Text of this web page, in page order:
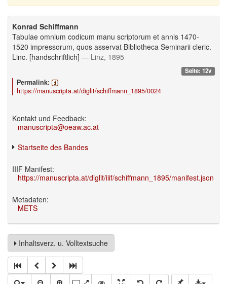
Konrad Schiffmann
Tabulae omnium codicum manu scriptorum et annis 1470-
1520 impressorum, quos asservat Bibliotheca Seminarii cleric.
Linc. [handschriftlich] — Linz, 1895
Seite: 12v
Permalink:
https://manuscripta.at/diglit/schiffmann_1895/0024
Kontakt und Feedback:
manuscripta@oeaw.ac.at
Startseite des Bandes
IIIF Manifest:
https://manuscripta.at/diglit/iiif/schiffmann_1895/manifest.json
Metadaten:
METS
Inhaltsverz. u. Volltextsuche